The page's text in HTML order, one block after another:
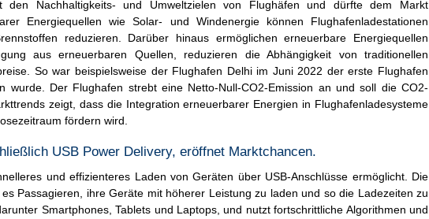
Nachhaltigkeits- und Umweltzielen von Flughäfen und dürfte dem Markt
Energiequellen wie Solar- und Windenergie können Flughafenladestationen
reduzieren. Darüber hinaus ermöglichen erneuerbare Energiequellen
aus erneuerbaren Quellen, reduzieren die Abhängigkeit von traditionellen
So war beispielsweise der Flughafen Delhi im Juni 2022 der erste Flughafen
wurde. Der Flughafen strebt eine Netto-Null-CO2-Emission an und soll die CO2-
zeigt, dass die Integration erneuerbarer Energien in Flughafenladesysteme
fördern wird.
USB Power Delivery, eröffnet Marktchancen.
und effizienteres Laden von Geräten über USB-Anschlüsse ermöglicht. Die
Passagieren, ihre Geräte mit höherer Leistung zu laden und so die Ladezeiten zu
Smartphones, Tablets und Laptops, und nutzt fortschrittliche Algorithmen und